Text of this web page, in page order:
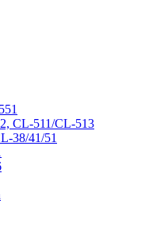
CL-511/CL-513
38/41/51